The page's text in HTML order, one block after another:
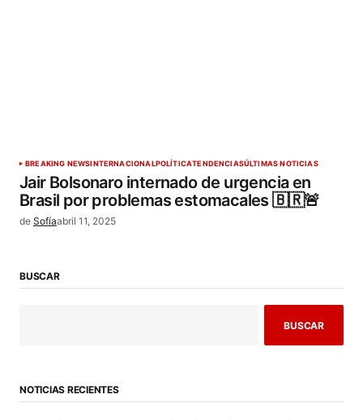
BREAKING NEWSINTERNACIONALPOLÍTICATENDENCIASÚLTIMAS NOTICIAS
Jair Bolsonaro internado de urgencia en
Brasil por problemas estomacales 🇧🇷🚨
de Sofíaabril 11, 2025
BUSCAR
BUSCAR
NOTICIAS RECIENTES